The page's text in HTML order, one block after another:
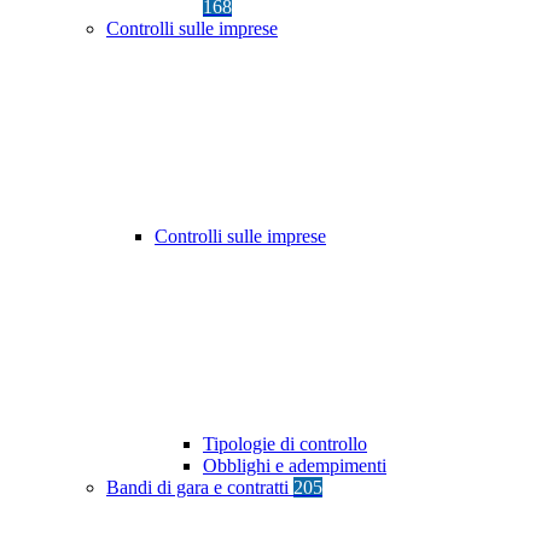
168
Controlli sulle imprese
Controlli sulle imprese
Tipologie di controllo
Obblighi e adempimenti
Bandi di gara e contratti 205